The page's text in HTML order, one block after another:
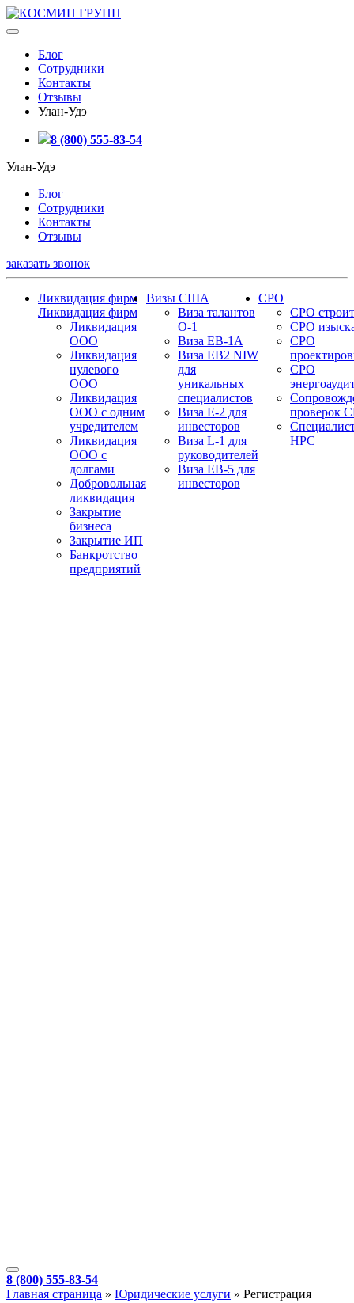
Блог
Сотрудники
Контакты
Отзывы
Улан-Удэ
8 (800) 555-83-54
Улан-Удэ
Блог
Сотрудники
Контакты
Отзывы
заказать звонок
Ликвидация фирм
Ликвидация фирм
Ликвидация
ООО
Ликвидация
нулевого
ООО
Ликвидация
ООО с одним
учредителем
Ликвидация
ООО с
долгами
Добровольная
ликвидация
Закрытие
бизнеса
Закрытие ИП
Банкротство
предприятий
Визы США
Виза талантов
О-1
Виза EB-1A
Виза EB2 NIW
для
уникальных
специалистов
Виза E-2 для
инвесторов
Виза L-1 для
руководителей
Виза EB-5 для
инвесторов
СРО
СРО
СРО
СРО
СРО
проверок
НРС
8 (800) 555-83-54
Главная страница » Юридические услуги » Регистрация